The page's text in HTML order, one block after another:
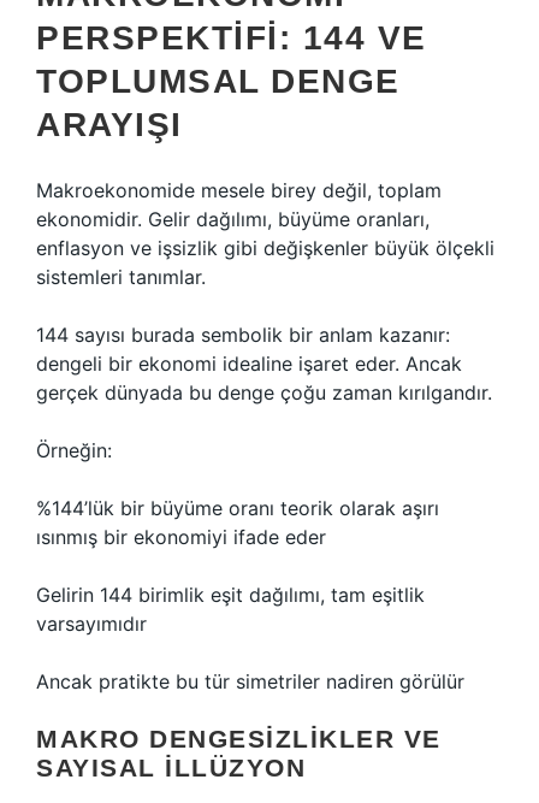
PERSPEKTIFI: 144 VE
TOPLUMSAL DENGE
ARAYIŞI
Makroekonomide mesele birey değil, toplam
ekonomidir. Gelir dağılımı, büyüme oranları,
enflasyon ve işsizlik gibi değişkenler büyük ölçekli
sistemleri tanımlar.
144 sayısı burada sembolik bir anlam kazanır:
dengeli bir ekonomi idealine işaret eder. Ancak
gerçek dünyada bu denge çoğu zaman kırılgandır.
Örneğin:
%144’lük bir büyüme oranı teorik olarak aşırı
ısınmış bir ekonomiyi ifade eder
Gelirin 144 birimlik eşit dağılımı, tam eşitlik
varsayımıdır
Ancak pratikte bu tür simetriler nadiren görülür
MAKRO DENGESIZLIKLER VE
SAYISAL İLLÜZYON